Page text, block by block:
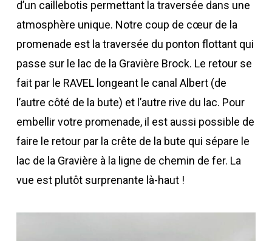
d’un caillebotis permettant la traversée dans une
atmosphère unique. Notre coup de cœur de la
promenade est la traversée du ponton flottant qui
passe sur le lac de la Gravière Brock. Le retour se
fait par le RAVEL longeant le canal Albert (de
l’autre côté de la bute) et l’autre rive du lac. Pour
embellir votre promenade, il est aussi possible de
faire le retour par la crête de la bute qui sépare le
lac de la Gravière à la ligne de chemin de fer. La
vue est plutôt surprenante là-haut !